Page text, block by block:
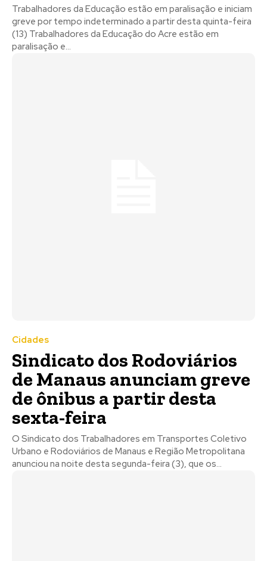
Trabalhadores da Educação estão em paralisação e iniciam
greve por tempo indeterminado a partir desta quinta-feira
(13) Trabalhadores da Educação do Acre estão em
paralisação e...
Cidades
Sindicato dos Rodoviários
de Manaus anunciam greve
de ônibus a partir desta
sexta-feira
O Sindicato dos Trabalhadores em Transportes Coletivo
Urbano e Rodoviários de Manaus e Região Metropolitana
anunciou na noite desta segunda-feira (3), que os...